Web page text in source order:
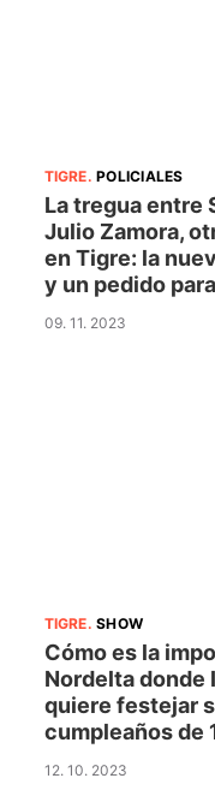
TIGRE.POLICIALES
La tregua entre
Julio Zamora,
en Tigre: la
y un pedido
09. 11. 2023
TIGRE.SHOW
Cómo es la
Nordelta donde
quiere festejar
cumpleaños de
12. 10. 2023